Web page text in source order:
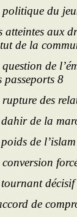
du
atteintes aux
de la
de
passeports 8
des
de la
de